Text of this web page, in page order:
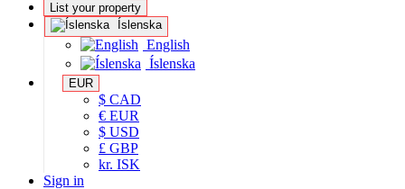
List your property
Íslenska
English
Íslenska
EUR
$ CAD
€ EUR
$ USD
£ GBP
kr. ISK
Sign in